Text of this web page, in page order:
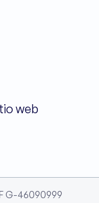
web
G-46090999